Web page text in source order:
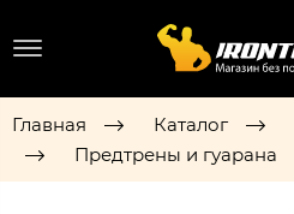
Главная Каталог
Предтрены и гуарана